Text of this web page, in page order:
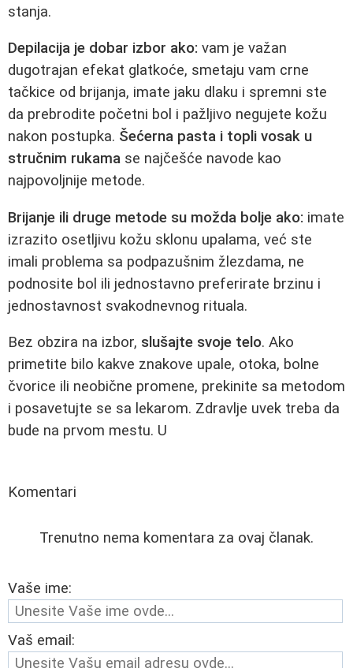
stanja.
Depilacija je dobar izbor ako: vam je važan
dugotrajan efekat glatkoće, smetaju vam crne
tačkice od brijanja, imate jaku dlaku i spremni ste
da prebrodite početni bol i pažljivo negujete kožu
nakon postupka. Šećerna pasta i topli vosak u
stručnim rukama se najčešće navode kao
najpovoljnije metode.
Brijanje ili druge metode su možda bolje ako: imate
izrazito osetljivu kožu sklonu upalama, već ste
imali problema sa podpazušnim žlezdama, ne
podnosite bol ili jednostavno preferirate brzinu i
jednostavnost svakodnevnog rituala.
Bez obzira na izbor, slušajte svoje telo. Ako
primetite bilo kakve znakove upale, otoka, bolne
čvorice ili neobične promene, prekinite sa metodom
i posavetujte se sa lekarom. Zdravlje uvek treba da
bude na prvom mestu. U
Komentari
Trenutno nema komentara za ovaj članak.
Vaše ime:
Vaš email: